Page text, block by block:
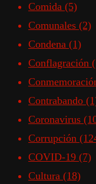
Comida (5)
Comunales (2)
Condena (1)
Conflagración
Contrabando
Coronavirus
Corrupción
COVID-19 (7)
Cultura (18)